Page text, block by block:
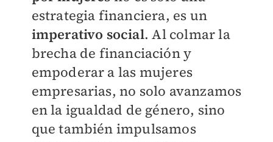
estrategia financiera, es un
imperativo social. Al colmar la
brecha de financiación y
empoderar a las mujeres
empresarias, no solo avanzamos
en la igualdad de género, sino
que también impulsamos